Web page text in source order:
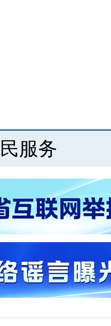
服务